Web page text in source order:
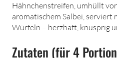
Hähnchenstreifen, umhüllt
aromatischem Salbei, serviert
Würfeln – herzhaft, knusprig
Zutaten (für 4